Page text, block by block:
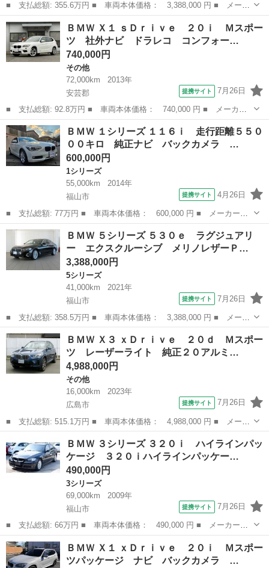
■ 支払総額: 355.6万円 ■ 車両本体価格： 3,388,000 円 ■ メーカ
ー名： ＢＭＷ ■ 車種名： ３シリーズ ■ グレード名： ３２０
ｄ ｘＤｒｉｖｅ Ｍスポーツ コンフォートＰＫＧ ＬＥＤライ
ト １８Ａ...
広島 広島市
ＢＭＷ Ｘ１ ｓＤｒｉｖｅ ２０ｉ Ｍスポー
ツ 社外ナビ ドラレコ コンフォー…
740,000円
その他
72,000km
2013年
安芸郡
提携サイト 7月26日
■ 支払総額: 92.8万円 ■ 車両本体価格： 740,000 円 ■ メーカー
名： ＢＭＷ ■ 車種名： Ｘ１ ■ グレード名： ｓＤｒｉｖｅ
２０ｉ Ｍスポーツ 社外ナビ ドラレコ コンフォートアクセス
■ 排気量：...
広島 安芸郡 その他
ＢＭＷ １シリーズ １１６ｉ 走行距離５５０
００キロ 純正ナビ バックカメラ …
600,000円
1シリーズ
55,000km
2014年
福山市
提携サイト 4月26日
■ 支払総額: 77万円 ■ 車両本体価格： 600,000 円 ■ メーカー
名： ＢＭＷ ■ 車種名： １シリーズ ■ グレード名： １１６
ｉ 走行距離５５０００キロ 純正ナビ バックカメラ スマートキ
ー２本 ＥＴＣ タ...
広島 福山市
ＢＭＷ ５シリーズ ５３０ｅ ラグジュアリ
ー エクスクルーシブ メリノレザーＰ…
3,388,000円
5シリーズ
41,000km
2021年
福山市
提携サイト 7月26日
■ 支払総額: 358.5万円 ■ 車両本体価格： 3,388,000 円 ■ メーカ
ー名： ＢＭＷ ■ 車種名： ５シリーズ ■ グレード名： ５３０
ｅ ラグジュアリー エクスクルーシブ メリノレザーＰＫＧ 後
期 禁煙車...
広島 福山市
ＢＭＷ Ｘ３ ｘＤｒｉｖｅ ２０ｄ Ｍスポー
ツ レーザーライト 純正２０アルミ…
4,988,000円
その他
16,000km
2023年
広島市
提携サイト 7月26日
■ 支払総額: 515.1万円 ■ 車両本体価格： 4,988,000 円 ■ メーカ
ー名： ＢＭＷ ■ 車種名： Ｘ３ ■ グレード名： ｘＤｒｉｖ
ｅ ２０ｄ Ｍスポーツ レーザーライト 純正２０アルミ コーナ
ーセンサー...
ＢＭＷ ３シリーズ ３２０ｉ ハイラインパッ
ケージ ３２０ｉハイラインパッケー…
490,000円
3シリーズ
69,000km
2009年
福山市
提携サイト 7月26日
■ 支払総額: 66万円 ■ 車両本体価格： 490,000 円 ■ メーカー
名： ＢＭＷ ■ 車種名： ３シリーズ ■ グレード名： ３２０
ｉ ハイラインパッケージ ３２０ｉハイラインパッケージ 純正１
６インチ・整備記録...
広島 福山市
ＢＭＷ Ｘ１ ｘＤｒｉｖｅ ２０ｉ Ｍスポー
ツパッケージ ナビ バックカメラ …